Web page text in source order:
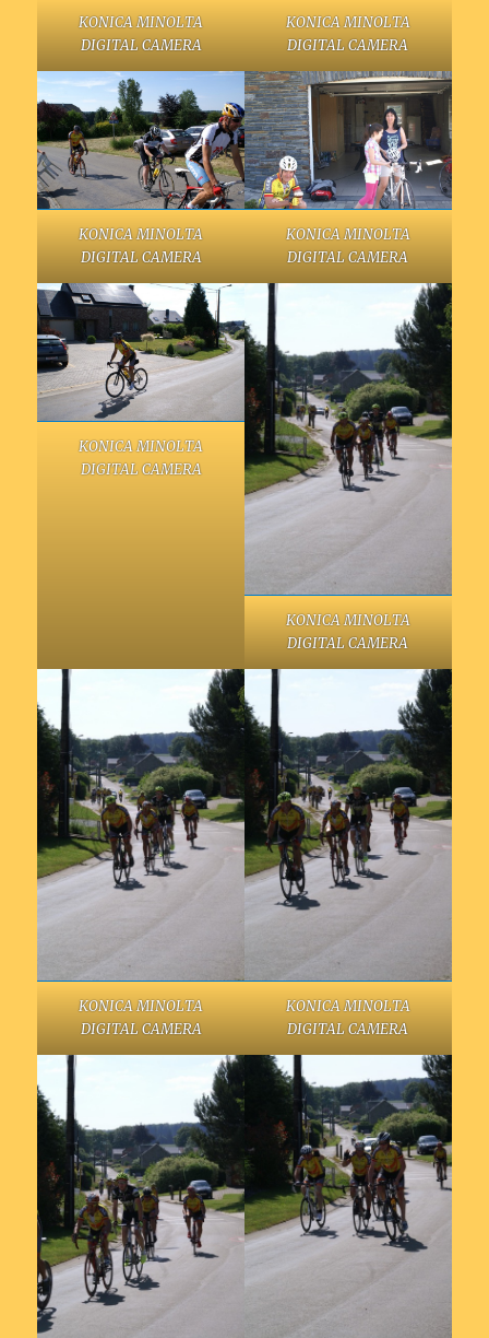
KONICA MINOLTA
DIGITAL CAMERA
KONICA MINOLTA
DIGITAL CAMERA
KONICA MINOLTA
DIGITAL CAMERA
KONICA MINOLTA
DIGITAL CAMERA
KONICA MINOLTA
DIGITAL CAMERA
KONICA MINOLTA
DIGITAL CAMERA
KONICA MINOLTA
DIGITAL CAMERA
KONICA MINOLTA
DIGITAL CAMERA